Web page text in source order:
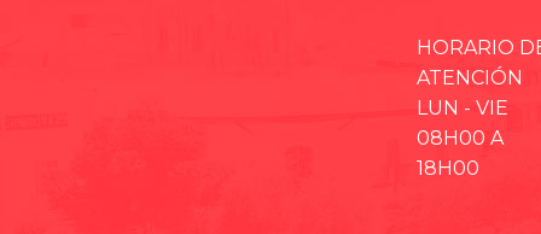
HORARIO
ATENCIÓN
LUN - VIE
08H00 A
18H00